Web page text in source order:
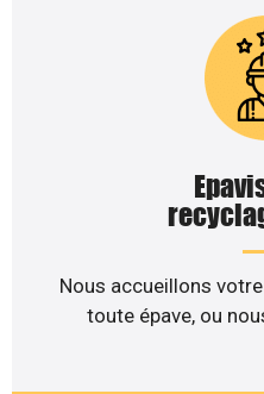
Nous accueillons
toute épave, ou